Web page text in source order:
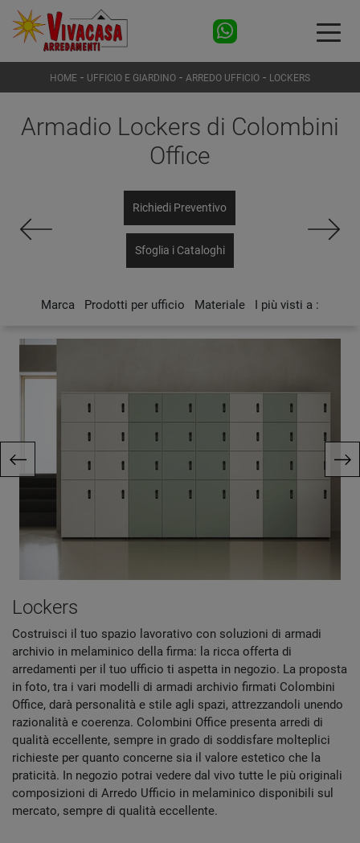
HOME - UFFICIO E GIARDINO - ARREDO UFFICIO - LOCKERS
Armadio Lockers di Colombini
Office
Richiedi Preventivo
Sfoglia i Cataloghi
Marca Prodotti per ufficio Materiale I più visti a :
Lockers
Costruisci il tuo spazio lavorativo con soluzioni di armadi
archivio in melaminico della firma: la ricca offerta di
arredamenti per il tuo ufficio ti aspetta in negozio. La proposta
in foto, tra i vari modelli di armadi archivio firmati Colombini
Office, darà personalità e stile agli spazi, attrezzandoli unendo
razionalità e coerenza. Colombini Office presenta arredi di
qualità eccellente, sempre in grado di soddisfare molteplici
richieste per quanto concerne sia il valore estetico che la
praticità. In negozio potrai vedere dal vivo tutte le più originali
composizioni di Arredo Ufficio in melaminico disponibili sul
mercato, sempre di qualità eccellente.